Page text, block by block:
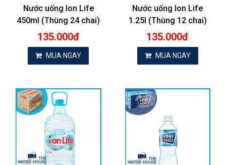
Nước uống Ion Life
450ml (Thùng 24 chai)
135.000đ
MUA NGAY
Nước uống Ion Life
1.25l (Thùng 12 chai)
135.000đ
MUA NGAY